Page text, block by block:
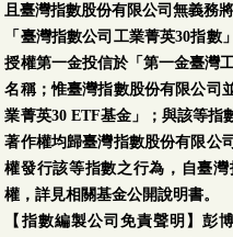
且臺灣指數股份有限公司無義務
「臺灣指數公司工業菁英30指
授權第一金投信於「第一金臺灣
名稱；惟臺灣指數股份有限公司
業菁英30 ETF基金」；與該等指
著作權均歸臺灣指數股份有限公
權發行該等指數之行為，自臺
權，詳見相關基金公開說明書。
【指數編製公司免責聲明】彭